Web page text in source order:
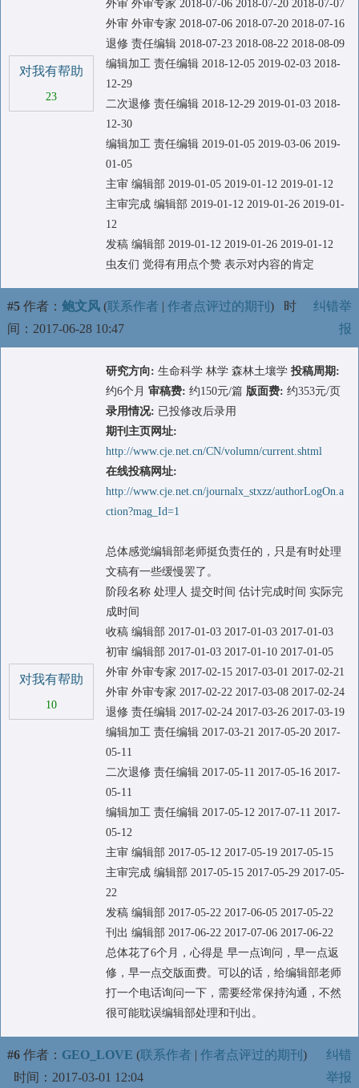
对我有帮助
23
外审 外审专家 2018-07-06 2018-07-20 2018-07-07
外审 外审专家 2018-07-06 2018-07-20 2018-07-16
退修 责任编辑 2018-07-23 2018-08-22 2018-08-09
编辑加工 责任编辑 2018-12-05 2019-02-03 2018-
12-29
二次退修 责任编辑 2018-12-29 2019-01-03 2018-
12-30
编辑加工 责任编辑 2019-01-05 2019-03-06 2019-
01-05
主审 编辑部 2019-01-05 2019-01-12 2019-01-12
主审完成 编辑部 2019-01-12 2019-01-26 2019-01-
12
发稿 编辑部 2019-01-12 2019-01-26 2019-01-12
虫友们 觉得有用点个赞 表示对内容的肯定
#5 作者： 鲍文风 (联系作者 | 作者点评过的期刊 ) 时
间：2017-06-28 10:47
纠错举
报
对我有帮助
10
研究方向: 生命科学 林学 森林土壤学 投稿周期:
约6个月 审稿费: 约150元/篇 版面费: 约353元/页
录用情况: 已投修改后录用
期刊主页网址:
http://www.cje.net.cn/CN/volumn/current.shtml
在线投稿网址:
http://www.cje.net.cn/journalx_stxzz/authorLogOn.a
ction?mag_Id=1
总体感觉编辑部老师挺负责任的，只是有时处理
文稿有一些缓慢罢了。
阶段名称 处理人 提交时间 估计完成时间 实际完
成时间
收稿 编辑部 2017-01-03 2017-01-03 2017-01-03
初审 编辑部 2017-01-03 2017-01-10 2017-01-05
外审 外审专家 2017-02-15 2017-03-01 2017-02-21
外审 外审专家 2017-02-22 2017-03-08 2017-02-24
退修 责任编辑 2017-02-24 2017-03-26 2017-03-19
编辑加工 责任编辑 2017-03-21 2017-05-20 2017-
05-11
二次退修 责任编辑 2017-05-11 2017-05-16 2017-
05-11
编辑加工 责任编辑 2017-05-12 2017-07-11 2017-
05-12
主审 编辑部 2017-05-12 2017-05-19 2017-05-15
主审完成 编辑部 2017-05-15 2017-05-29 2017-05-
22
发稿 编辑部 2017-05-22 2017-06-05 2017-05-22
刊出 编辑部 2017-06-22 2017-07-06 2017-06-22
总体花了6个月，心得是 早一点询问，早一点返
修，早一点交版面费。可以的话，给编辑部老师
打一个电话询问一下，需要经常保持沟通，不然
很可能耽误编辑部处理和刊出。
#6 作者： GEO_LOVE (联系作者 | 作者点评过的期刊 )
时间：2017-03-01 12:04
纠错
举报